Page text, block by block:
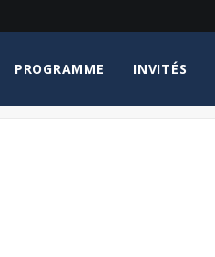
PROGRAMME INVITÉS